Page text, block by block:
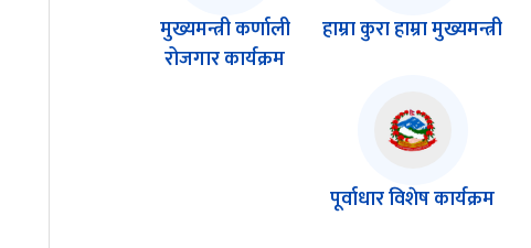
मुख्यमन्त्री कर्णाली
रोजगार कार्यक्रम
हाम्रा कुरा हाम्रा मुख्यमन्त्री
पूर्वाधार विशेष कार्यक्रम